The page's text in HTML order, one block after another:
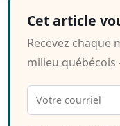
Cet article
Recevez chaque
milieu